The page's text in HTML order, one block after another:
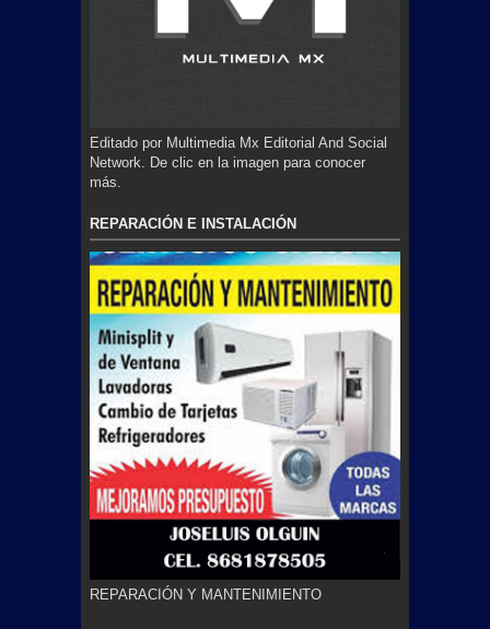
Editado por Multimedia Mx Editorial And Social
Network. De clic en la imagen para conocer
más.
REPARACIÓN E INSTALACIÓN
REPARACIÓN Y MANTENIMIENTO